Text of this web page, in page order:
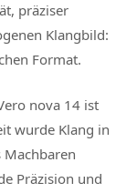
präziser
Klangbild:
Format.
nova 14 ist
wurde Klang in
Machbaren
Präzision und